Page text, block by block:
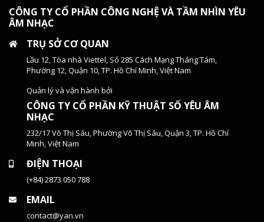
CÔNG TY CỔ PHẦN CÔNG NGHỆ VÀ TẦM NHÌN YÊU
ÂM NHẠC
TRỤ SỞ CƠ QUAN
Lầu 12, Tòa nhà Viettel, Số 285 Cách Mạng Tháng Tám,
Phường 12, Quận 10, TP. Hồ Chí Minh, Việt Nam
Quản lý và vận hành bởi
CÔNG TY CỔ PHẦN KỸ THUẬT SỐ YÊU ÂM
NHẠC
232/17 Võ Thị Sáu, Phường Võ Thị Sáu, Quận 3, TP. Hồ Chí
Minh, Việt Nam
ĐIỆN THOẠI
(+84) 2873 050 788
EMAIL
contact@yan.vn